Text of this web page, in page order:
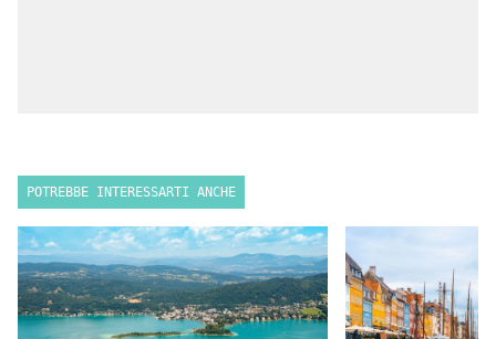
POTREBBE INTERESSARTI ANCHE